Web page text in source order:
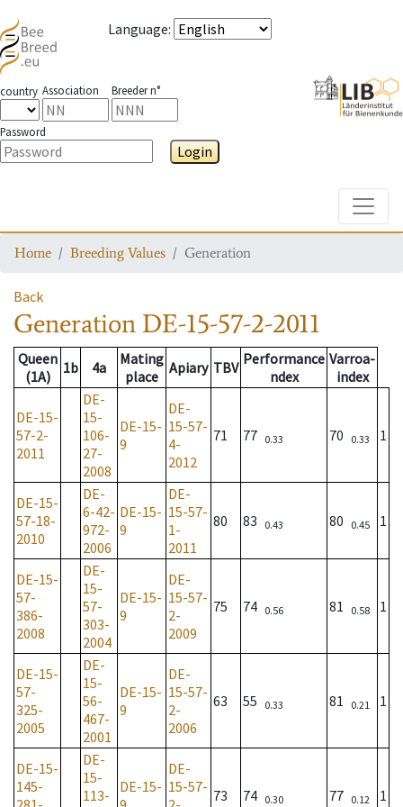
Language:
country Association Breeder n°
Password
Login
Home Breeding Values Generation
Back
Generation DE-15-57-2-2011
Queen
(1A)
1b 4a
Mating
place Apiary TBV Performance
ndex
Varroa-
index
DE-15-
57-2-
2011
DE-
15-
106-
27-
2008
DE-15-
9
DE-
15-57-
4-
2012
71 77 0.33 70 0.33 1
DE-15-
57-18-
2010
DE-
6-42-
972-
2006
DE-15-
9
DE-
15-57-
1-
2011
80 83 0.43 80 0.45 1
DE-15-
57-
386-
2008
DE-
15-
57-
303-
2004
DE-15-
9
DE-
15-57-
2-
2009
75 74 0.56 81 0.58 1
DE-15-
57-
325-
2005
DE-
15-
56-
467-
2001
DE-15-
9
DE-
15-57-
2-
2006
63 55 0.33 81 0.21 1
DE-15-
145-
DE-
15-
113-
DE-15-
DE-
15-57- 73 74 0.30 77 0.12 1